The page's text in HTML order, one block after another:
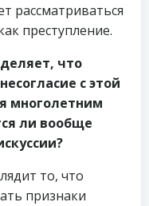
рассматриваться
преступление.
что
с этой
многолетним
ли вообще
то, что
признаки